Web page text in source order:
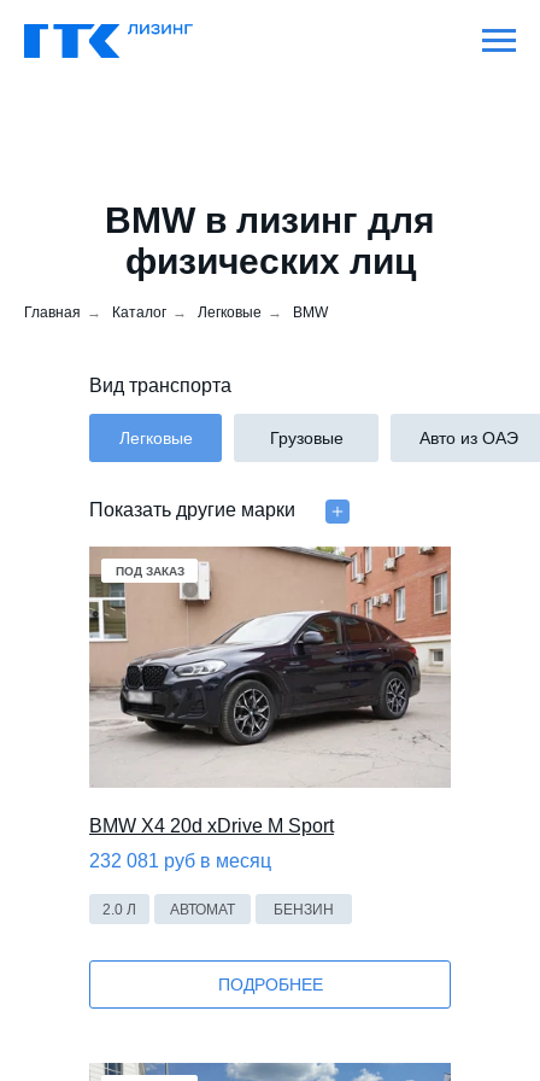
BMW в лизинг для
физических лиц
Главная → Каталог → Легковые → BMW
Вид транспорта
Легковые Грузовые Авто из ОАЭ
Показать другие марки
Mercedes-Benz Volkswagen KIA
BMW X4 20d xDrive M Sport
232 081 руб в месяц
ПОДРОБНЕЕ
ПОД ЗАКАЗ
2.0 Л АВТОМАТ БЕНЗИН
ПОД ЗАКАЗ